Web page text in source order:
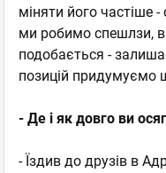
міняти його частіше
ми робимо спешлзи,
подобається -
позицій придумуємо
- Де і як довго ви
- Їздив до друзів в